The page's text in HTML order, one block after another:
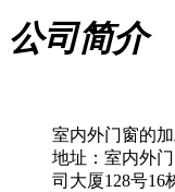
公司简介
室内外门窗的
地址：室内外
司大厦128号16